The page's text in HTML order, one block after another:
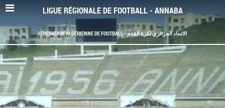
LIGUE RÉGIONALE DE FOOTBALL - ANNABA
FÉDÉRATION ALGÉRIENNE DE FOOTBALL - الاتحاد الجزائري لكرة القدم